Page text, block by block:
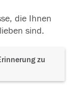
die Ihnen
sind.
zu